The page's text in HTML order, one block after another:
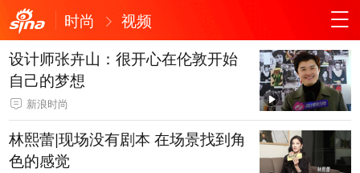
时尚
视频
设计师张卉山：很开心在伦敦开始
自己的梦想
新浪时尚
林熙蕾|现场没有剧本 在场景找到角
色的感觉